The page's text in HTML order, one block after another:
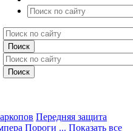
Передняя защита
Пороги ... Показать все